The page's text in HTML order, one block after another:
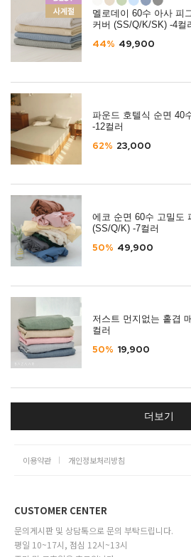
멜로데이 60수 아사 피
커버 (SS/Q/K/SK) -4컬
44% 49,900
파운드 호텔식 순면 40
-12컬러
62% 23,000
에코 순면 60수 고밀도
(SS/Q/K) -7컬러
50% 49,900
저스트 먼지없는 홑겹
컬러
50% 19,900
더보기
이용약관 개인정보처리방침
CUSTOMER CENTER
문의게시판 및 상담톡으로 문의 부탁드립니다.
평일 10~17시, 점심 12시~13시